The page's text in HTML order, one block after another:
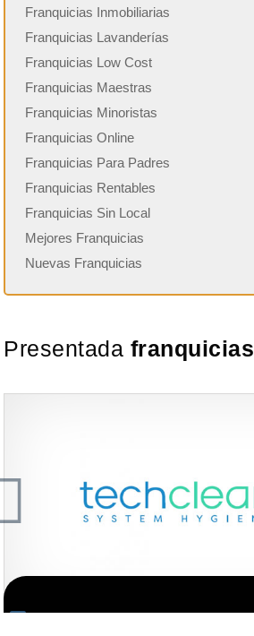
Franquicias Inmobiliarias
Franquicias Lavanderías
Franquicias Low Cost
Franquicias Maestras
Franquicias Minoristas
Franquicias Online
Franquicias Para Padres
Franquicias Rentables
Franquicias Sin Local
Mejores Franquicias
Nuevas Franquicias
Presentada franquicias